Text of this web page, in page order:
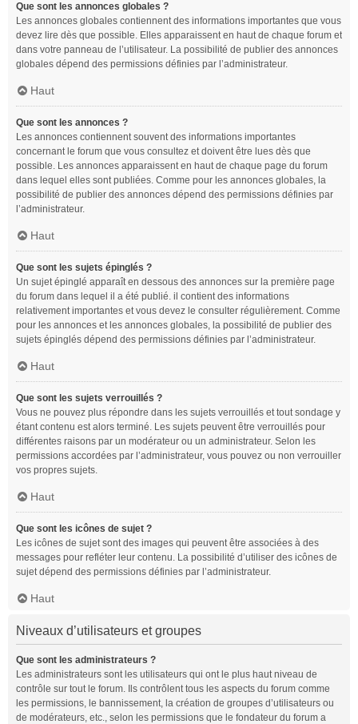
Que sont les annonces globales ?
Les annonces globales contiennent des informations importantes que vous
devez lire dès que possible. Elles apparaissent en haut de chaque forum et
dans votre panneau de l’utilisateur. La possibilité de publier des annonces
globales dépend des permissions définies par l’administrateur.
Haut
Que sont les annonces ?
Les annonces contiennent souvent des informations importantes
concernant le forum que vous consultez et doivent être lues dès que
possible. Les annonces apparaissent en haut de chaque page du forum
dans lequel elles sont publiées. Comme pour les annonces globales, la
possibilité de publier des annonces dépend des permissions définies par
l’administrateur.
Haut
Que sont les sujets épinglés ?
Un sujet épinglé apparaît en dessous des annonces sur la première page
du forum dans lequel il a été publié. il contient des informations
relativement importantes et vous devez le consulter régulièrement. Comme
pour les annonces et les annonces globales, la possibilité de publier des
sujets épinglés dépend des permissions définies par l’administrateur.
Haut
Que sont les sujets verrouillés ?
Vous ne pouvez plus répondre dans les sujets verrouillés et tout sondage y
étant contenu est alors terminé. Les sujets peuvent être verrouillés pour
différentes raisons par un modérateur ou un administrateur. Selon les
permissions accordées par l’administrateur, vous pouvez ou non verrouiller
vos propres sujets.
Haut
Que sont les icônes de sujet ?
Les icônes de sujet sont des images qui peuvent être associées à des
messages pour refléter leur contenu. La possibilité d’utiliser des icônes de
sujet dépend des permissions définies par l’administrateur.
Haut
Niveaux d’utilisateurs et groupes
Que sont les administrateurs ?
Les administrateurs sont les utilisateurs qui ont le plus haut niveau de
contrôle sur tout le forum. Ils contrôlent tous les aspects du forum comme
les permissions, le bannissement, la création de groupes d’utilisateurs ou
de modérateurs, etc., selon les permissions que le fondateur du forum a